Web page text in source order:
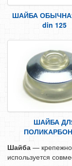
ШАЙБЫ
ШПИЛЬКИ
САМОРЕЗЫ,
ТАКЕЛАЖ
ГВОЗДИ
ЗАКЛЕПКИ
ХОМУТЫ, СКОБЫ
ВЕРЕВКИ,
КЛЕИ, ПЕНЫ,
ШАЙБА
din 125
ШАЙБА
Шайба —
используется